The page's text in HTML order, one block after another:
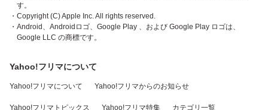
す。
・Copyright (C) Apple Inc. All rights reserved.
・Android、Androidロゴ、Google Play 、および Google Play ロゴは、
Google LLC の商標です。
Yahoo!フリマについて
Yahoo!フリマについて Yahoo!フリマからのお知らせ
Yahoo!フリマトピックス Yahoo!フリマ特集 カテゴリ一覧